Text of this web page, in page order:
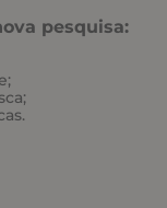
pesquisa: